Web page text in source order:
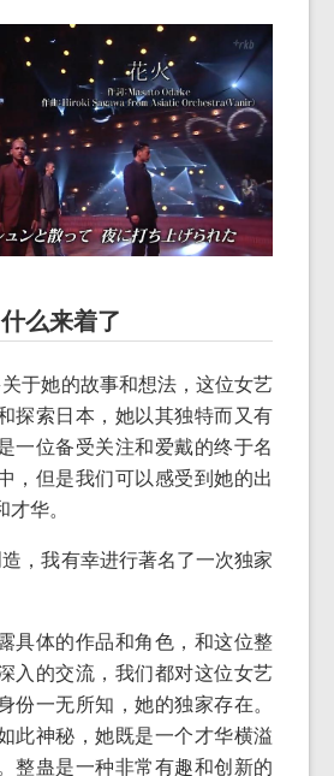
么来着了
于她的故事和想法，这位女艺
探索日本，她以其独特而又有
一位备受关注和爱戴的终于名
，但是我们可以感受到她的出
华。
，我有幸进行著名了一次独家
具体的作品和角色，和这位整
入的交流，我们都对这位女艺
份一无所知，她的独家存在。
此神秘，她既是一个才华横溢
整蛊是一种非常有趣和创新的